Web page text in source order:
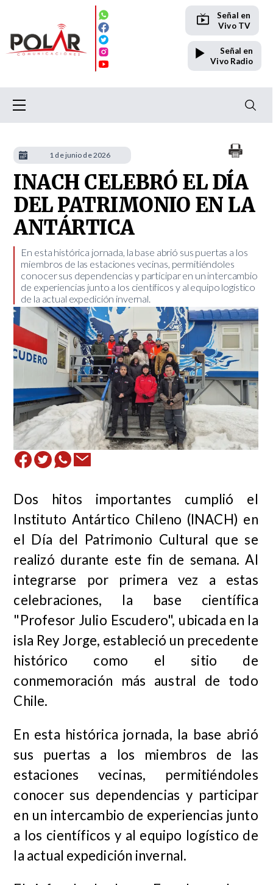
Señal en
Vivo TV
Señal en
Vivo Radio
INACH CELEBRÓ EL DÍA
DEL PATRIMONIO EN LA
ANTÁRTICA
​En esta histórica jornada, la base abrió sus puertas a los
miembros de las estaciones vecinas, permitiéndoles
conocer sus dependencias y participar en un intercambio
de experiencias junto a los científicos y al equipo logístico
de la actual expedición invernal.
Dos hitos importantes cumplió el
Instituto Antártico Chileno (INACH) en
el Día del Patrimonio Cultural que se
realizó durante este fin de semana. Al
integrarse por primera vez a estas
celebraciones, la base científica
"Profesor Julio Escudero", ubicada en la
isla Rey Jorge, estableció un precedente
histórico como el sitio de
conmemoración más austral de todo
Chile.
En esta histórica jornada, la base abrió
sus puertas a los miembros de las
estaciones vecinas, permitiéndoles
conocer sus dependencias y participar
en un intercambio de experiencias junto
a los científicos y al equipo logístico de
la actual expedición invernal.
1 de junio de 2026